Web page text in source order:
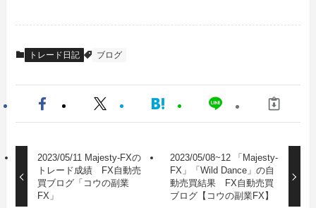
トレード日記 ブログ
2023/05/11 Majesty-FXの
トレード成績 FX自動売
買ブログ「コウの副業
FX」
2023/05/08~12 「Majesty-
FX」「Wild Dance」の自
動売買結果 FX自動売買
ブログ【コウの副業FX】